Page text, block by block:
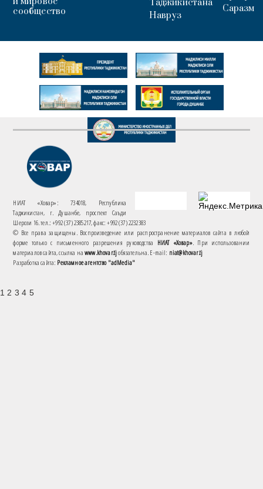
сообщество
Таджикистана
Навруз
Саразм
НИАТ «Ховар»: 734018, Республика
Таджикистан, г. Душанбе, проспект Саъди
Шерози 16. тел.: +992 (37) 2385217, факс: +992 (37) 2232383
© Все права защищены. Воспроизведение или распространение материалов сайта в любой
форме только с письменного разрешения руководства НИАТ «Ховар». При использовании
материалов сайта, ссылка наwww.khovar.tjобязательна. E-mail: niat@khovar.tj
Разработка сайта: Рекламное агентство "adMedia"
1 2 3 4 5